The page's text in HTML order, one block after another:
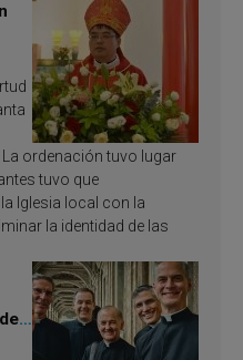
La ordenación tuvo lugar
tuvo que
Iglesia local con la
la identidad de las